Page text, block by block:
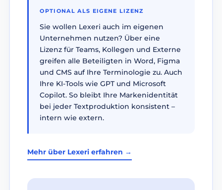
OPTIONAL ALS EIGENE LIZENZ
Sie wollen Lexeri auch im eigenen
Unternehmen nutzen? Über eine
Lizenz für Teams, Kollegen und Externe
greifen alle Beteiligten in Word, Figma
und CMS auf Ihre Terminologie zu. Auch
Ihre KI-Tools wie GPT und Microsoft
Copilot. So bleibt Ihre Markenidentität
bei jeder Textproduktion konsistent –
intern wie extern.
Mehr über Lexeri erfahren →